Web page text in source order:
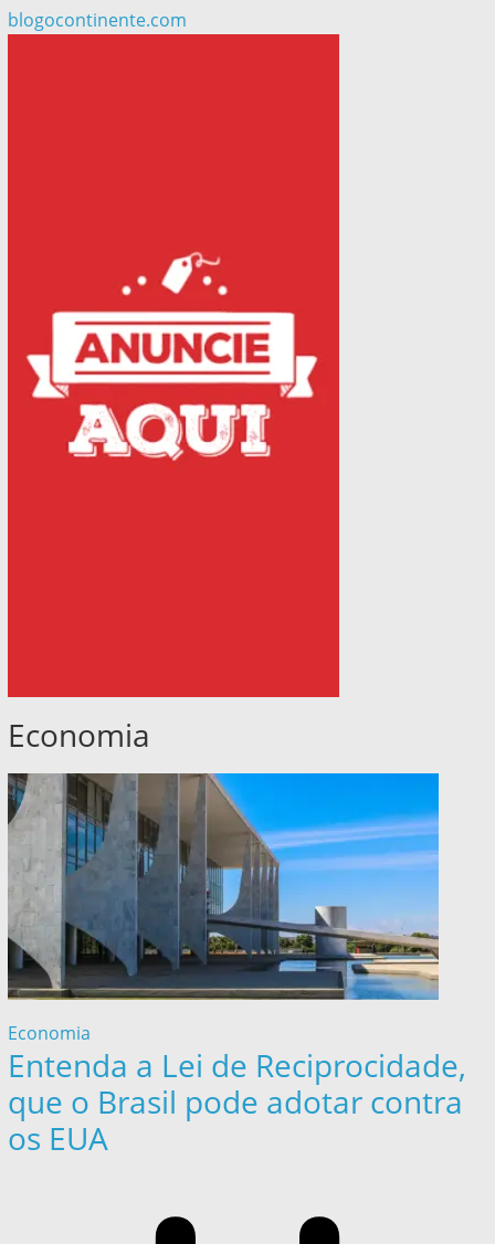
blogocontinente.com
Economia
Economia
Entenda a Lei de Reciprocidade,
que o Brasil pode adotar contra
os EUA